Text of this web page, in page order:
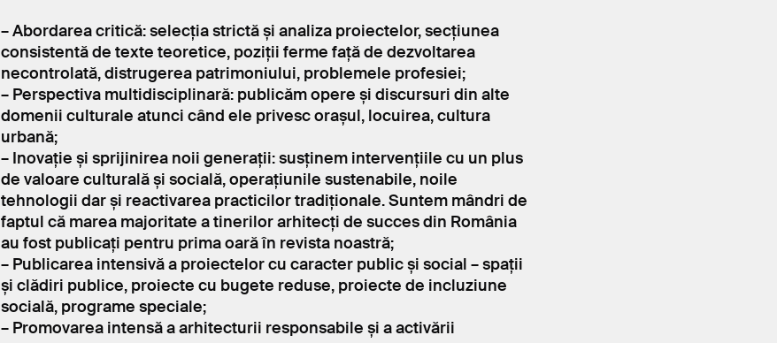
– Abordarea critică: selecția strictă și analiza proiectelor, secțiunea
consistentă de texte teoretice, poziții ferme față de dezvoltarea
necontrolată, distrugerea patrimoniului, problemele profesiei;
– Perspectiva multidisciplinară: publicăm opere și discursuri din alte
domenii culturale atunci când ele privesc orașul, locuirea, cultura
urbană;
– Inovație și sprijinirea noii generații: susținem intervențiile cu un plus
de valoare culturală și socială, operațiunile sustenabile, noile
tehnologii dar și reactivarea practicilor tradiționale. Suntem mândri de
faptul că marea majoritate a tinerilor arhitecți de succes din România
au fost publicați pentru prima oară în revista noastră;
– Publicarea intensivă a proiectelor cu caracter public și social – spații
și clădiri publice, proiecte cu bugete reduse, proiecte de incluziune
socială, programe speciale;
– Promovarea intensă a arhitecturii responsabile și a activării